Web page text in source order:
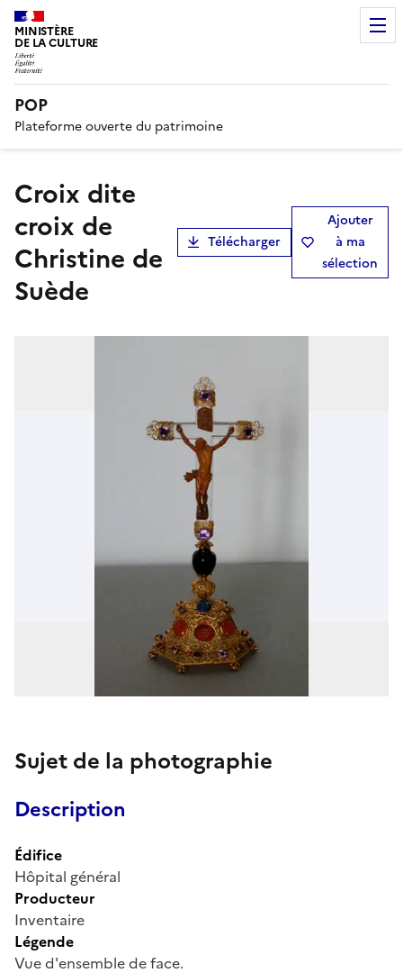
MINISTÈRE
DE LA CULTURE
POP
Plateforme ouverte du patrimoine
Croix dite
croix de
Christine de
Suède
Télécharger
Ajouter
à ma
sélection
Sujet de la photographie
Description
Édifice
Hôpital général
Producteur
Inventaire
Légende
Vue d'ensemble de face.